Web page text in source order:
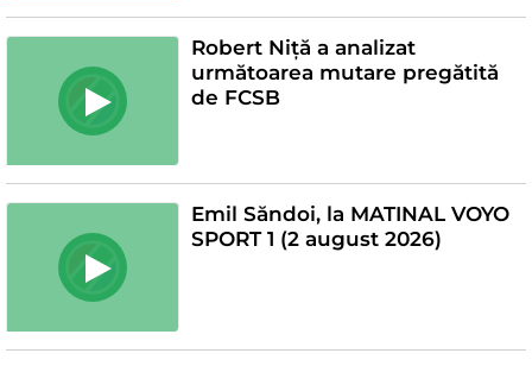
Robert Niță a analizat
următoarea mutare pregătită
de FCSB
Emil Săndoi, la MATINAL VOYO
SPORT 1 (2 august 2026)